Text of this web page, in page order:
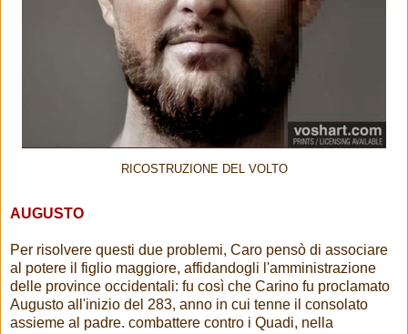
RICOSTRUZIONE DEL VOLTO
AUGUSTO
Per risolvere questi due problemi, Caro pensò di associare
al potere il figlio maggiore, affidandogli l'amministrazione
delle province occidentali: fu così che Carino fu proclamato
Augusto all'inizio del 283, anno in cui tenne il consolato
assieme al padre. combattere contro i Quadi, nella